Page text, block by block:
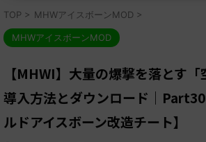
TOP > MHWアイスボーンMOD >
MHWアイスボーンMOD
【MHWI】大量の爆撃を落とす
導入方法とダウンロード｜
ルドアイスボーン改造チート】